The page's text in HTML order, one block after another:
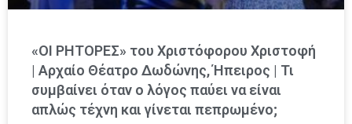
«ΟΙ ΡΗΤΟΡΕΣ» του Χριστόφορου Χριστοφή
| Αρχαίο Θέατρο Δωδώνης, Ήπειρος | Τι
συμβαίνει όταν ο λόγος παύει να είναι
απλώς τέχνη και γίνεται πεπρωμένο;